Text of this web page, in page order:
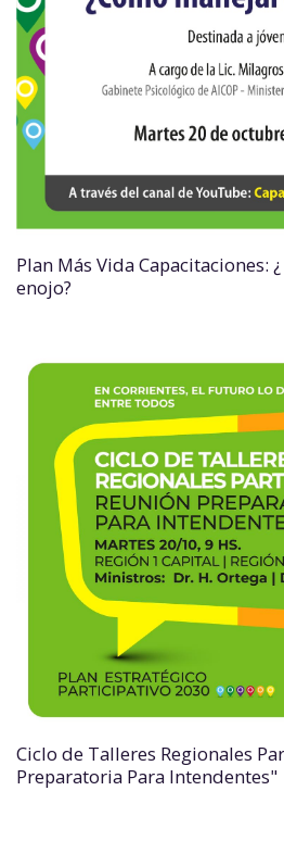
Plan Más Vida Capacitaciones:
enojo?
Ciclo de Talleres Regionales
Preparatoria Para Intendentes"